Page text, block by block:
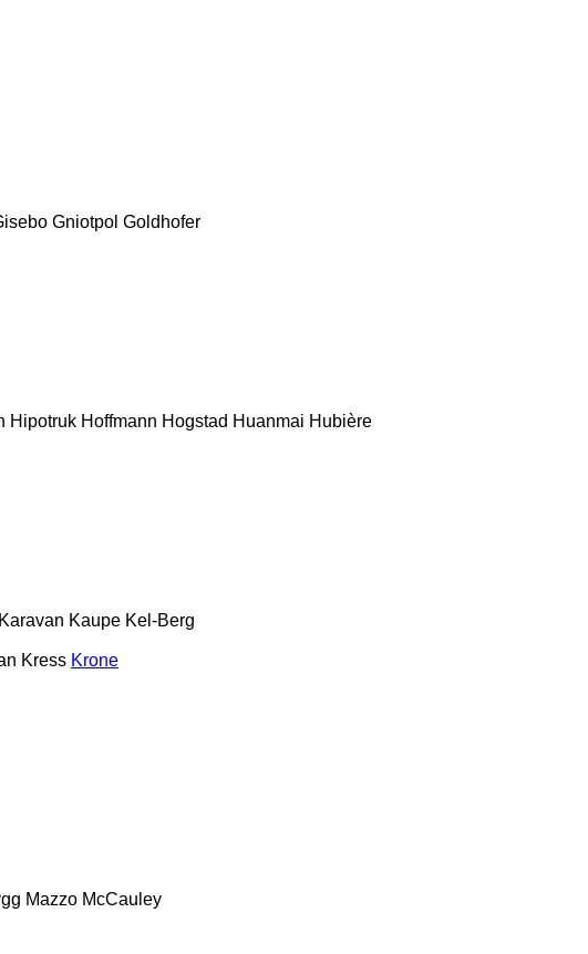
Gniotpol Goldhofer
Hipotruk Hoffmann Hogstad Huanmai Hubière
Karavan Kaupe Kel-Berg
Kress Krone
Mazzo McCauley